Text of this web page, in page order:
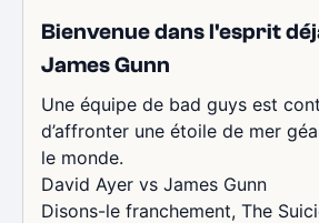
Bienvenue dans l'esprit
James Gunn
Une équipe de bad guys est
d’affronter une étoile de mer
le monde.
David Ayer vs James Gunn
Disons-le franchement, The